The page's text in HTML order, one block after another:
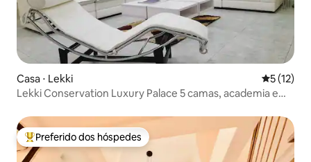
Casa ⋅ Lekki 5 de uma
5 (12)
Lekki Conservation Luxury Palace 5 camas, academia e
Entre os melhores preferidos dos hóspedes
Preferido dos hóspedes